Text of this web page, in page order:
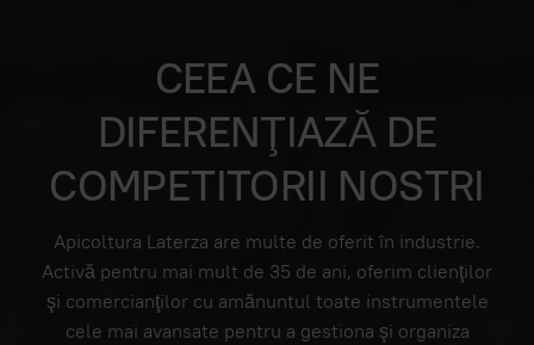
CEEA CE NE
DIFERENŢIAZĂ DE
COMPETITORII NOSTRI
Apicoltura Laterza are multe de oferit în industrie.
Activă pentru mai mult de 35 de ani, oferim clienţilor
şi comercianţilor cu amănuntul toate instrumentele
cele mai avansate pentru a gestiona şi organiza